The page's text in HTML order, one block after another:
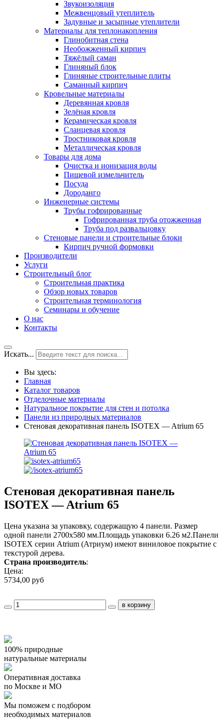
Звукоизоляция
Межвенцовый утеплитель
Задувные и засыпные утеплители
Материалы для теплонакопления
Глинобитная стена
Необожженный кирпич
Тяжёлый саман
Глиняный блок
Глиняные строительные плиты
Саманный кирпич
Кровельные материалы
Деревянная кровля
Зелёная кровля
Керамическая кровля
Сланцевая кровля
Тростниковая кровля
Металлическая кровля
Товары для дома
Очистка и ионизация воды
Пищевой измельчитель
Посуда
Дороданго
Инженерные системы
Трубы гофрированные
Гофрированная труба отожженная
Труба под развальцовку
Стеновые панели и строительные блоки
Кирпич ручной формовки
Производители
Услуги
Строительный блог
Строительная практика
Обзор новых товаров
Строительная терминология
Семинары и обучение
О нас
Контакты
Искать...
Вы здесь:
Главная
Каталог товаров
Отделочные материалы
Натуральное покрытие для стен и потолка
Панели из природных материалов
Стеновая декоративная панель ISOTEX — Atrium 65
Стеновая декоративная панель
ISOTEX — Atrium 65
Цена указана за упаковку, содержащую 4 панели. Размер
одной панели 2700х580 мм.Площадь упаковки 6.26 м2.Панели
ISOTEX серии Atrium (Атриум) имеют виниловое покрытие с
текстурой дерева.
Страна производитель:
Цена:
5734,00 руб
100% природные
натуральные материалы
Оперативная доставка
по Москве и МО
Мы поможем с подбором
необходимых материалов